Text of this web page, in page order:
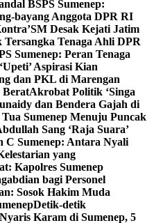
BSPS Sumenep:
bayang Anggota DPR RI
Desak Kejati Jatim
Tersangka Tenaga Ahli DPR
Sumenep: Peran Tenaga
Aspirasi Kian
dan PKL di Marengan
BeratAkrobat Politik ‘Singa
dan Bendera Gajah di
Sumenep Menuju Puncak
Sang ‘Raja Suara’
C Sumenep: Antara Nyali
yang
Kapolres Sumenep
bagi Personel
Sosok Hakim Muda
Detik-detik
Karam di Sumenep, 5